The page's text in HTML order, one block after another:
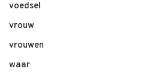
voedsel
vrouw
vrouwen
waar